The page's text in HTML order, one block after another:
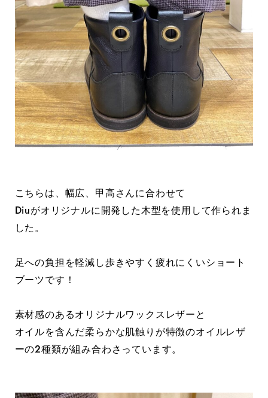
こちらは、幅広、甲高さんに合わせて
Diuがオリジナルに開発した木型を使用して作られま
した。
足への負担を軽減し歩きやすく疲れにくいショート
ブーツです！
素材感のあるオリジナルワックスレザーと
オイルを含んだ柔らかな肌触りが特徴のオイルレザ
ーの2種類が組み合わさっています。